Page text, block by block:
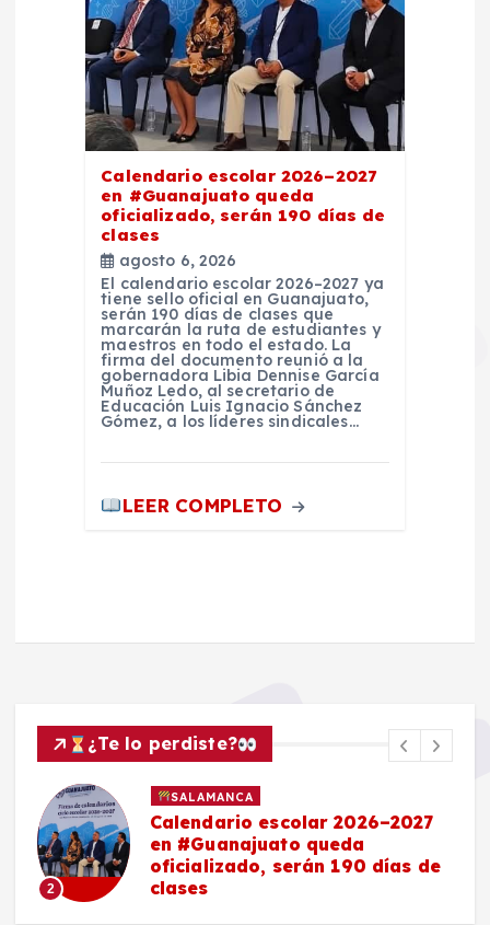
Calendario escolar 2026–2027
en #Guanajuato queda
oficializado, serán 190 días de
clases
agosto 6, 2026
El calendario escolar 2026–2027 ya
tiene sello oficial en Guanajuato,
serán 190 días de clases que
marcarán la ruta de estudiantes y
maestros en todo el estado. La
firma del documento reunió a la
gobernadora Libia Dennise García
Muñoz Ledo, al secretario de
Educación Luis Ignacio Sánchez
Gómez, a los líderes sindicales…
LEER COMPLETO
¿Te lo perdiste?
2
SALAMANCA
Calendario escolar 2026–2027
en #Guanajuato queda
oficializado, serán 190 días de
clases